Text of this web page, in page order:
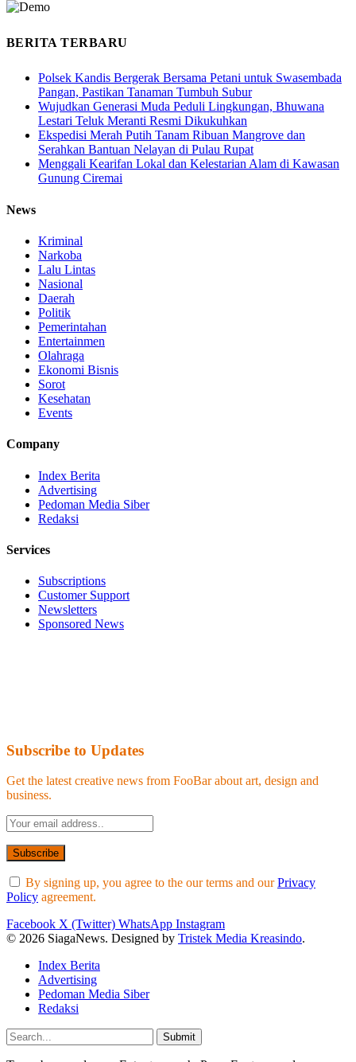
BERITA TERBARU
Polsek Kandis Bergerak Bersama Petani untuk Swasembada
Pangan, Pastikan Tanaman Tumbuh Subur
Wujudkan Generasi Muda Peduli Lingkungan, Bhuwana
Lestari Teluk Meranti Resmi Dikukuhkan
Ekspedisi Merah Putih Tanam Ribuan Mangrove dan
Serahkan Bantuan Nelayan di Pulau Rupat
Menggali Kearifan Lokal dan Kelestarian Alam di Kawasan
Gunung Ciremai
News
Kriminal
Narkoba
Lalu Lintas
Nasional
Daerah
Politik
Pemerintahan
Entertainmen
Olahraga
Ekonomi Bisnis
Sorot
Kesehatan
Events
Company
Index Berita
Advertising
Pedoman Media Siber
Redaksi
Services
Subscriptions
Customer Support
Newsletters
Sponsored News
Subscribe to Updates
Get the latest creative news from FooBar about art, design and
business.
By signing up, you agree to the our terms and ourPrivacy
Policy agreement.
Facebook X (Twitter) WhatsApp Instagram
© 2026 SiagaNews. Designed by Tristek Media Kreasindo.
Index Berita
Advertising
Pedoman Media Siber
Redaksi
Submit